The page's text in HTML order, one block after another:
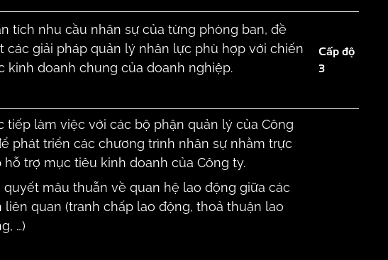
tích nhu cầu nhân sự của từng phòng ban, đề
các giải pháp quản lý nhân lực phù hợp với chiến
kinh doanh chung của doanh nghiệp.
Cấp độ
3
tiếp làm việc với các bộ phận quản lý của Công
phát triển các chương trình nhân sự nhằm trực
hỗ trợ mục tiêu kinh doanh của Công ty.
quyết mâu thuẫn về quan hệ lao động giữa các
liên quan (tranh chấp lao động, thoả thuận lao
…)